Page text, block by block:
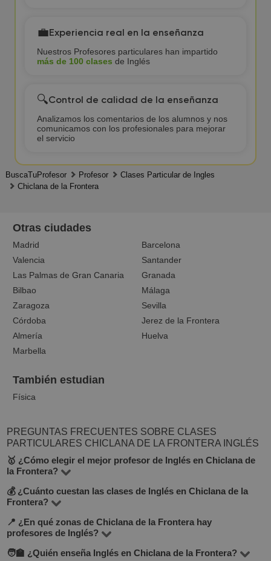
💼Experiencia real en la enseñanza
Nuestros Profesores particulares han impartido
más de 100 clases de Inglés
🔍Control de calidad de la enseñanza
Analizamos los comentarios de los alumnos y nos
comunicamos con los profesionales para mejorar
el servicio
BuscaTuProfesor Profesor
Clases Particular de Ingles
Chiclana de la Frontera
Otras ciudades
Madrid
Barcelona
Valencia
Santander
Las Palmas de Gran Canaria
Granada
Bilbao
Málaga
Zaragoza
Sevilla
Córdoba
Jerez de la Frontera
Almería
Huelva
Marbella
También estudian
Física
PREGUNTAS FRECUENTES SOBRE CLASES
PARTICULARES CHICLANA DE LA FRONTERA INGLÉS
🥇 ¿Cómo elegir el mejor profesor de Inglés en Chiclana de
la Frontera?
En la plataforma BuscaTuProfesor encontrarás 9
docentes que imparten Inglés en la ciudad de Chiclana
de la Frontera. Te recomendamos comparar el precio por
formación. También puedes buscar profesores que
💰 ¿Cuánto cuestan las clases de Inglés en Chiclana de la
Frontera?
El precio de las clases varía según el nivel, experiencia
del profesor y si son presenciales u online. En promedio,
las tarifas oscilan entre 10 y 30 €/hora.
📍 ¿En qué zonas de Chiclana de la Frontera hay
profesores de Inglés?
En BuscaTuProfesor puedes encontrar docentes en la
🧑‍🏫 ¿Quién enseña Inglés en Chiclana de la Frontera?